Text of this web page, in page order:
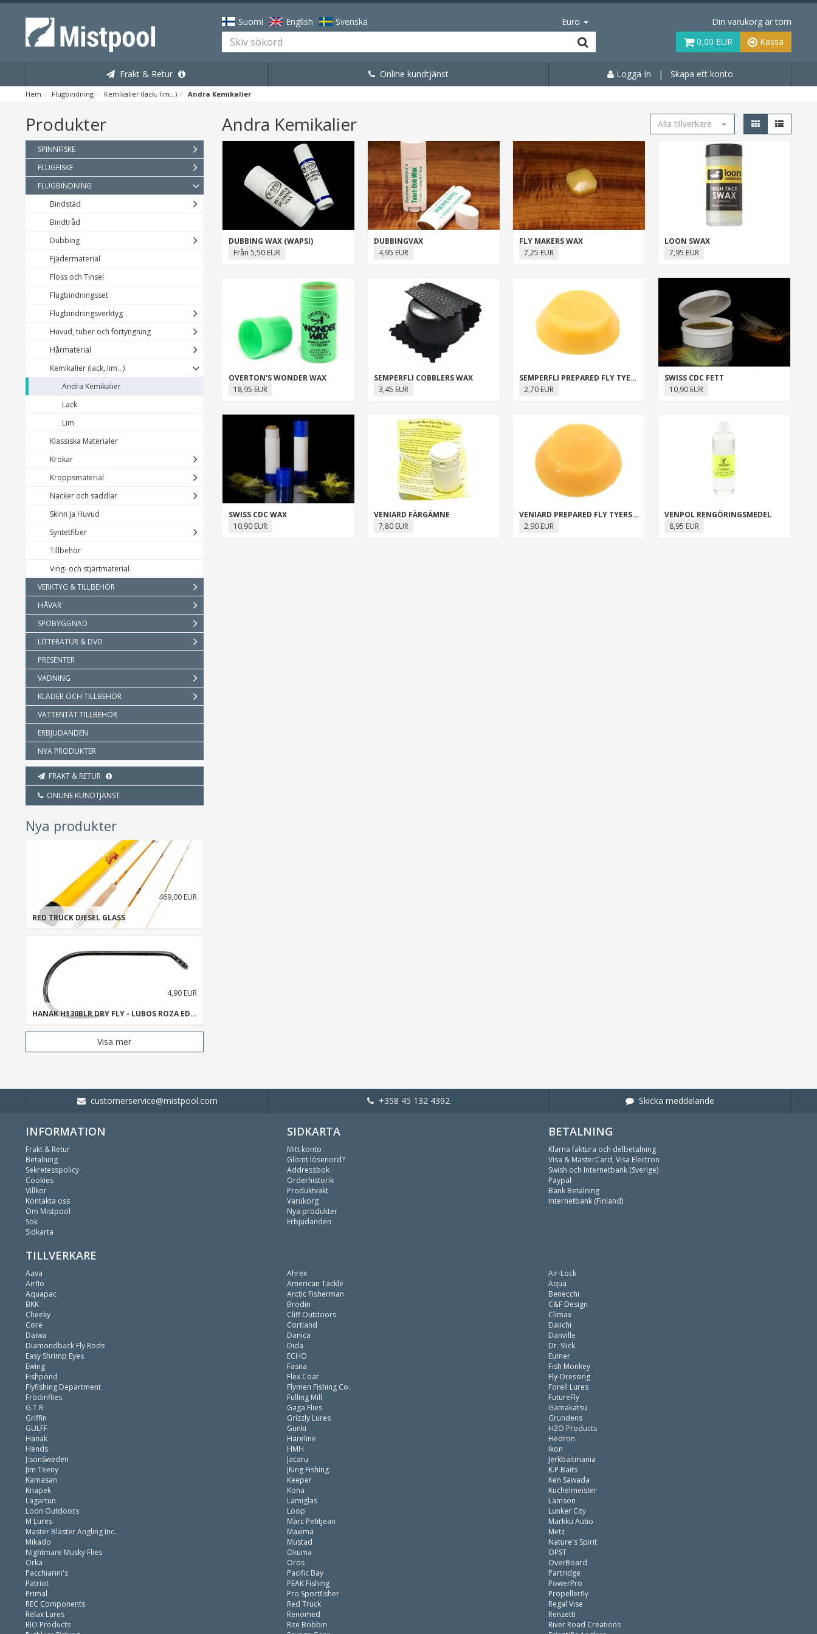
Suomi English Svenska Euro
Din varukorg är tom
0,00 EUR
Kassa
Frakt & Retur Online kundtjänst Logga In | Skapa ett konto
Hem Flugbindning Kemikalier (lack, lim...) Andra Kemikalier
Produkter
SPINNFISKE
FLUGFISKE
FLUGBINDNING
Bindstäd
Bindtråd
Dubbing
Fjädermaterial
Floss och Tinsel
Flugbindningsset
Flugbindningsverktyg
Huvud, tuber och förtyngning
Hårmaterial
Kemikalier (lack, lim...)
Andra Kemikalier
Lack
Lim
Klassiska Materialer
Krokar
Kroppsmaterial
Nacker och saddlar
Skinn ja Huvud
Syntetfiber
Tillbehör
Ving- och stjärtmaterial
VERKTYG & TILLBEHÖR
HÅVAR
SPÖBYGGNAD
LITTERATUR & DVD
PRESENTER
VADNING
KLÄDER OCH TILLBEHÖR
VATTENTÄT TILLBEHÖR
ERBJUDANDEN
NYA PRODUKTER
FRAKT & RETUR
ONLINE KUNDTJÄNST
Nya produkter
RED TRUCK DIESEL GLASS
469,00 EUR
HANAK H130BLR DRY FLY - LUBOS ROZA EDITION
4,90 EUR
Visa mer
Andra Kemikalier Alla tillverkare
DUBBING WAX (WAPSI)
Från 5,50 EUR
DUBBINGVAX
4,95 EUR
FLY MAKERS WAX
7,25 EUR
LOON SWAX
7,95 EUR
OVERTON'S WONDER WAX
18,95 EUR
SEMPERFLI COBBLERS WAX
3,45 EUR
SEMPERFLI PREPARED FLY TYERS WAX
2,70 EUR
SWISS CDC FETT
10,90 EUR
SWISS CDC WAX
10,90 EUR
VENIARD FÄRGÄMNE
7,80 EUR
VENIARD PREPARED FLY TYERS WAX
2,90 EUR
VENPOL RENGÖRINGSMEDEL
8,95 EUR
customerservice@mistpool.com +358 45 132 4392 Skicka meddelande
INFORMATION
Frakt & Retur
Betalning
Sekretesspolicy
Cookies
Villkor
Kontakta oss
Om Mistpool
Sök
Sidkarta
SIDKARTA
Mitt konto
Glömt lösenord?
Addressbok
Orderhistorik
Produktvakt
Varukorg
Nya produkter
Erbjudanden
BETALNING
Klarna faktura och delbetalning
Visa & MasterCard, Visa Electron
Swish och Internetbank (Sverige)
Paypal
Bank Betalning
Internetbank (Finland)
TILLVERKARE
Aava
Airflo
Aquapac
BKK
Cheeky
Core
Daiwa
Diamondback Fly Rods
Easy Shrimp Eyes
Ewing
Fishpond
Flyfishing Department
Frödinflies
G.T.R
Griffin
GULFF
Hanak
Hends
J:sonSweden
Jim Teeny
Kamasan
Knapek
Lagartun
Loon Outdoors
M Lures
Master Blaster Angling Inc.
Mikado
Nightmare Musky Flies
Orka
Pacchiarini's
Patriot
Primal
REC Components
Relax Lures
RIO Products
Ahrex
American Tackle
Arctic Fisherman
Brodin
Cliff Outdoors
Cortland
Danica
Dida
ECHO
Fasna
Flex Coat
Flymen Fishing Co.
Fulling Mill
Gaga Flies
Grizzly Lures
Gunki
Hareline
HMH
Jacaru
JKing Fishing
Keeper
Kona
Lamiglas
Loop
Marc Petitjean
Maxima
Mustad
Okuma
Oros
Pacific Bay
PEAK Fishing
Pro Sportfisher
Red Truck
Renomed
Rite Bobbin
Air-Lock
Aqua
Benecchi
C&F Design
Climax
Daiichi
Danville
Dr. Slick
Eumer
Fish Monkey
Fly-Dressing
Forell Lures
FutureFly
Gamakatsu
Grundens
H2O Products
Hedron
Ikon
Jerkbaitmania
K.P Baits
Ken Sawada
Kuchelmeister
Lamson
Lunker City
Markku Autio
Metz
Nature's Spirit
OPST
OverBoard
Partridge
PowerPro
Propellerfly
Regal Vise
Renzetti
River Road Creations